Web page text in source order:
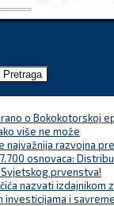
Pretraga
o Bokokotorskoj
više ne može
razvojna
osnovaca:
Svjetskog prvenstva!
nazvati izdajnikom
investicijama i